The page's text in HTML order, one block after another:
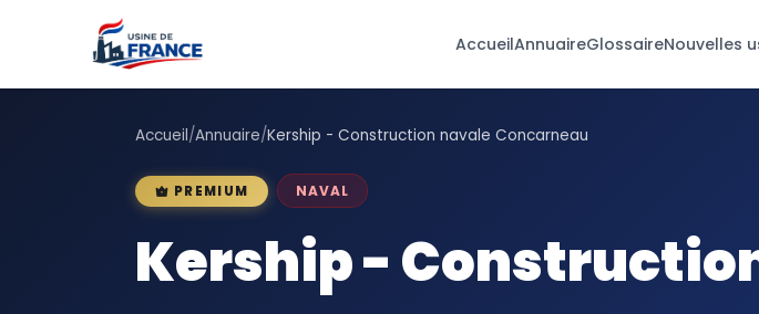
AccueilAnnuaireGlossaireNouvelles
Accueil/Annuaire/Kership - Construction navale Concarneau
PREMIUM NAVAL
Kership -